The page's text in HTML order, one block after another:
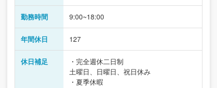
勤務時間 9:00~18:00
年間休日 127
休日補足
・完全週休二日制
土曜日、日曜日、祝日休み
・夏季休暇